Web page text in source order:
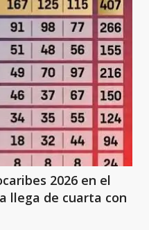
2026 en el
llega de cuarta con